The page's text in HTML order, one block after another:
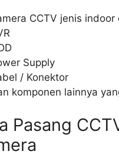
CCTV jenis
Supply
/ Konektor
komponen lainnya
Pasang